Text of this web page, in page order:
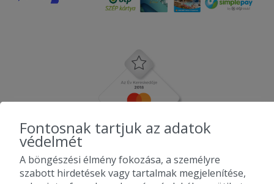
Fontosnak tartjuk az adatok
védelmét
A böngészési élmény fokozása, a személyre
szabott hirdetések vagy tartalmak megjelenítése,